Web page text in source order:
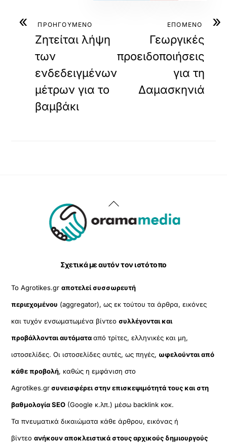
« ΠΡΟΗΓΟΥΜΕΝΟ
Ζητείται λήψη
των
ενδεδειγμένων
μέτρων για το
βαμβάκι
»
ΕΠΟΜΕΝΟ
Γεωργικές
προειδοποιήσεις
για τη
Δαμασκηνιά
Back
To
Σχετικά με αυτόν τον ιστότοπο
Το Agrotikes.grαποτελεί συσσωρευτή
περιεχομένου (aggregator), ως εκ τούτου τα άρθρα, εικόνες
και τυχόν ενσωματωμένα βίντεοσυλλέγονται και
προβάλλονται αυτόματααπό τρίτες, ελληνικές και μη,
ιστοσελίδες. Οι ιστοσελίδες αυτές, ως πηγές, ωφελούνται από
κάθε προβολή, καθώς η εμφάνιση στο
Agrotikes.grσυνεισφέρει στην επισκεψιμότητά τους και στη
βαθμολογία SEO (Google κ.λπ.) μέσω backlink κοκ.
Τα πνευματικά δικαιώματα κάθε άρθρου, εικόνας ή
βίντεοανήκουν αποκλειστικά στους αρχικούς δημιουργούς